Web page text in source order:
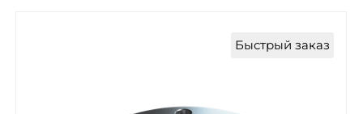
Быстрый заказ